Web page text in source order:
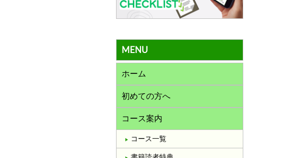
MENU
ホーム
初めての方へ
コース案内
コース一覧